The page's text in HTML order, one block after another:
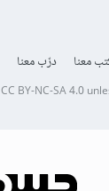
معنا درّب معنا
CC BY-NC-SA 4.0